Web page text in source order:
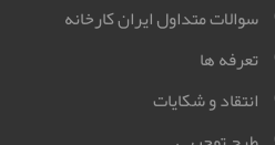
سوالات متداول ایران کارخانه
تعرفه ها
انتقاد و شکایات